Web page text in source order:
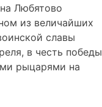
Любятово
из величайших
славы
в честь победы
рыцарями на